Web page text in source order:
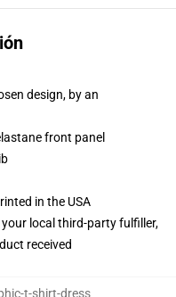
design, by an
front panel
in the USA
local third-party fulfiller,
received
t-shirt-dress